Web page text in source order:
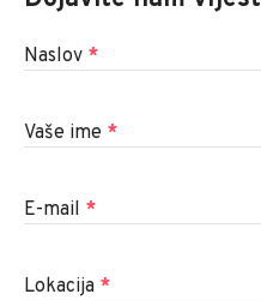
Naslov *
Vaše ime *
E-mail *
Lokacija *